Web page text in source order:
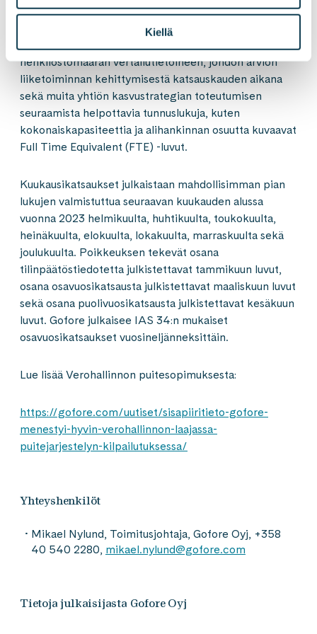
Kiellä
liiketoimintakatsauksessaan kuukausitason
liikevaihdon, konsernin pro forma -liikevaihdon
viimeisen 12 kuukauden ajanjaksolta (LTM),
henkilöstömäärän vertailutietoineen, johdon arvion
liiketoiminnan kehittymisestä katsauskauden aikana
sekä muita yhtiön kasvustrategian toteutumisen
seuraamista helpottavia tunnuslukuja, kuten
kokonaiskapasiteettia ja alihankinnan osuutta kuvaavat
Full Time Equivalent (FTE) -luvut.
Kuukausikatsaukset julkaistaan mahdollisimman pian
lukujen valmistuttua seuraavan kuukauden alussa
vuonna 2023 helmikuulta, huhtikuulta, toukokuulta,
heinäkuulta, elokuulta, lokakuulta, marraskuulta sekä
joulukuulta. Poikkeuksen tekevät osana
tilinpäätöstiedotetta julkistettavat tammikuun luvut,
osana osavuosikatsausta julkistettavat maaliskuun luvut
sekä osana puolivuosikatsausta julkistettavat kesäkuun
luvut. Gofore julkaisee IAS 34:n mukaiset
osavuosikatsaukset vuosineljänneksittäin.
Lue lisää Verohallinnon puitesopimuksesta:
https://gofore.com/uutiset/sisapiiritieto-gofore-
menestyi-hyvin-verohallinnon-laajassa-
puitejarjestelyn-kilpailutuksessa/
Yhteyshenkilöt
Mikael Nylund, Toimitusjohtaja, Gofore Oyj, +358
40 540 2280, mikael.nylund@gofore.com
Tietoja julkaisijasta Gofore Oyj